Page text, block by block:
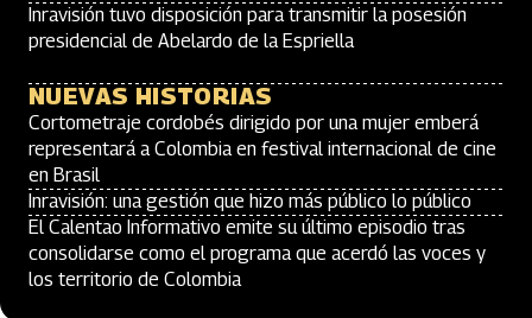
Inravisión tuvo disposición para transmitir la posesión
presidencial de Abelardo de la Espriella
NUEVAS HISTORIAS
Cortometraje cordobés dirigido por una mujer emberá
representará a Colombia en festival internacional de cine
en Brasil
Inravisión: una gestión que hizo más público lo público
El Calentao Informativo emite su último episodio tras
consolidarse como el programa que acerdó las voces y
los territorio de Colombia